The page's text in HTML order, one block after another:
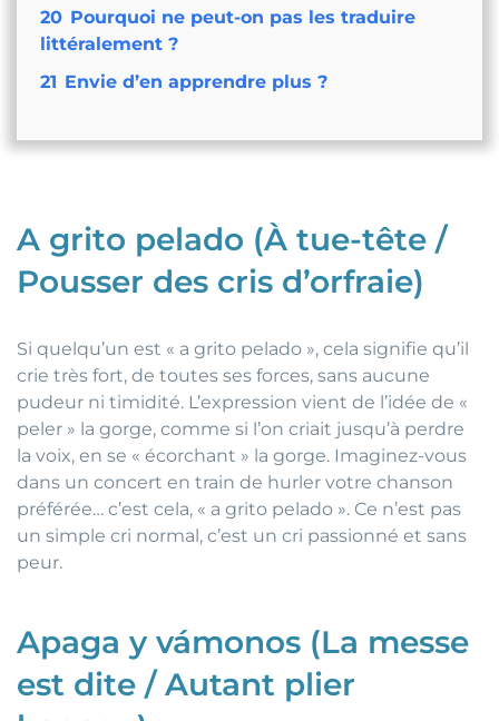
20 Pourquoi ne peut-on pas les traduire
littéralement ?
21 Envie d’en apprendre plus ?
A grito pelado (À tue-tête /
Pousser des cris d’orfraie)
Si quelqu’un est « a grito pelado », cela signifie qu’il
crie très fort, de toutes ses forces, sans aucune
pudeur ni timidité. L’expression vient de l’idée de «
peler » la gorge, comme si l’on criait jusqu’à perdre
la voix, en se « écorchant » la gorge. Imaginez-vous
dans un concert en train de hurler votre chanson
préférée… c’est cela, « a grito pelado ». Ce n’est pas
un simple cri normal, c’est un cri passionné et sans
peur.
Apaga y vámonos (La messe
est dite / Autant plier